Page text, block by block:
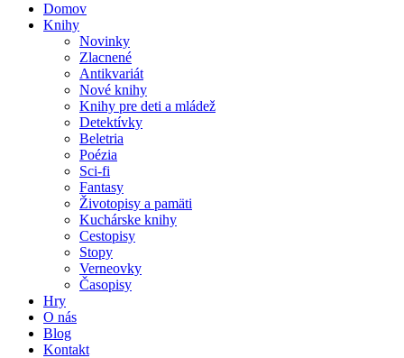
Domov
Knihy
Novinky
Zlacnené
Antikvariát
Nové knihy
Knihy pre deti a mládež
Detektívky
Beletria
Poézia
Sci-fi
Fantasy
Životopisy a pamäti
Kuchárske knihy
Cestopisy
Stopy
Verneovky
Časopisy
Hry
O nás
Blog
Kontakt